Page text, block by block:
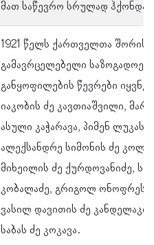
მათ საწევრო სრულად
1921 წელს ქართველთა შორის
გამავრცელებელი
განყოფილების წევრები
იაკობის ძე კავთიაშვილი,
ასული კაჭარავა, პიმენ ლუკას
ალექსანდრე სიმონის ძე
მიხეილის ძე ქურდოვანიძე,
კობალაძე, გრიგოლ ონოფრეს
ვასილ დავითის ძე
საბას ძე კოკავა.